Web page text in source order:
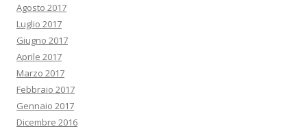
Agosto 2017
Luglio 2017
Giugno 2017
Aprile 2017
Marzo 2017
Febbraio 2017
Gennaio 2017
Dicembre 2016